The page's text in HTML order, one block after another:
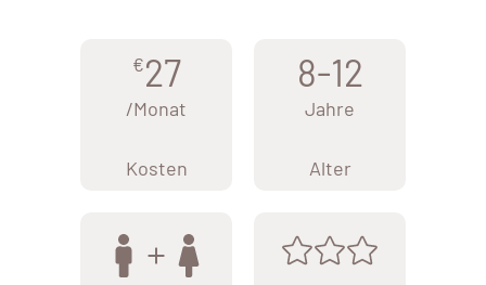
€27
/Monat
Kosten
8-12
Jahre
Alter